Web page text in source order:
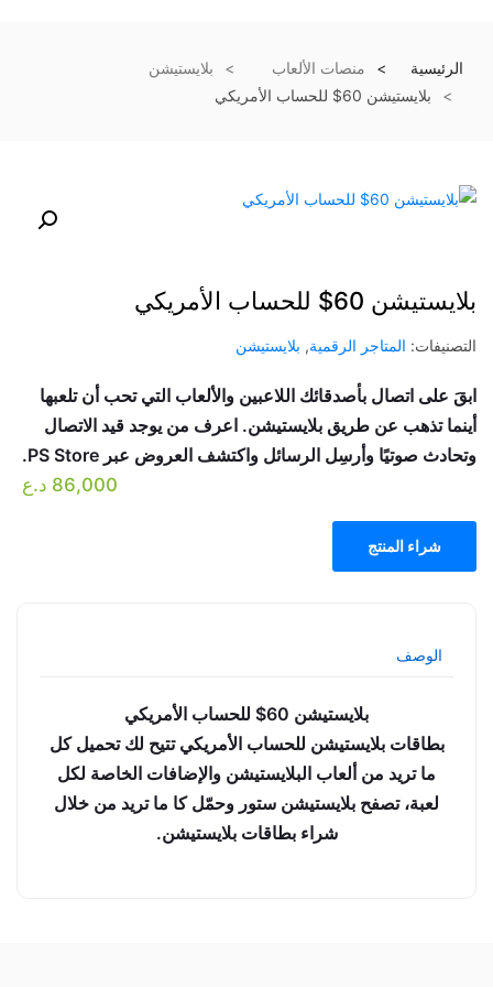
الرئيسية منصات الألعاب
بلايستيشن
بلايستيشن 60$ للحساب الأمريكي
بلايستيشن 60$ للحساب الأمريكي
التصنيفات: المتاجر الرقمية, بلايستيشن
ابقَ على اتصال بأصدقائك اللاعبين والألعاب التي تحب أن تلعبها
أينما تذهب عن طريق بلايستيشن. اعرف من يوجد قيد الاتصال
وتحادث صوتيًا وأرسِل الرسائل واكتشف العروض عبر PS Store‏.
86,000 د.ع
شراء المنتج
الوصف
بلايستيشن 60$ للحساب الأمريكي
بطاقات بلايستيشن للحساب الأمريكي تتيح لك تحميل كل
ما تريد من ألعاب البلايستيشن والإضافات الخاصة لكل
لعبة، تصفح بلايستيشن ستور وحمّل كا ما تريد من خلال
شراء بطاقات بلايستيشن.